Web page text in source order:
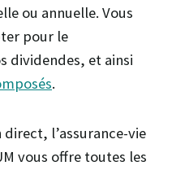
ou annuelle. Vous
pour le
dividendes, et ainsi
.
l’assurance-vie
vous offre toutes les